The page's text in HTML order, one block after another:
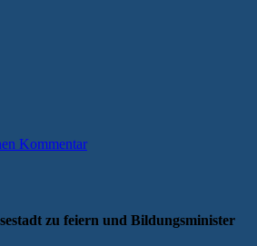
Kommentar
zu feiern und Bildungsminister